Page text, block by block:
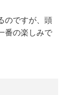
のですが、頭
番の楽しみで